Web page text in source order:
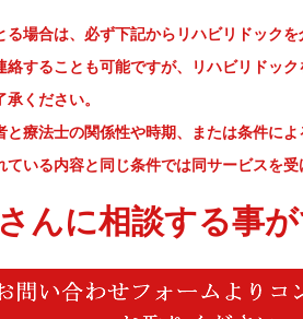
る場合は、必ず下記からリハビリドック
絡することも可能ですが、リハビリドッ
ください。
と療法士の関係性や時期、または条件に
いる内容と同じ条件では同サービスを受
んに相談する事が